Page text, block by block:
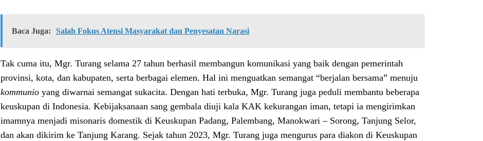
Baca Juga: Salah Fokus Atensi Masyarakat dan Penyesatan Narasi
Tak cuma itu, Mgr. Turang selama 27 tahun berhasil membangun komunikasi yang baik dengan pemerintah
provinsi, kota, dan kabupaten, serta berbagai elemen. Hal ini menguatkan semangat “berjalan bersama” menuju
kommunio yang diwarnai semangat sukacita. Dengan hati terbuka, Mgr. Turang juga peduli membantu beberapa
keuskupan di Indonesia. Kebijaksanaan sang gembala diuji kala KAK kekurangan iman, tetapi ia mengirimkan
imamnya menjadi misonaris domestik di Keuskupan Padang, Palembang, Manokwari – Sorong, Tanjung Selor,
dan akan dikirim ke Tanjung Karang. Sejak tahun 2023, Mgr. Turang juga mengurus para diakon di Keuskupan